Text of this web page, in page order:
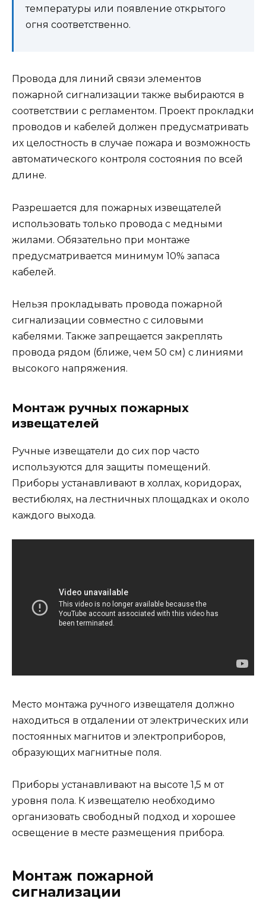
температуры или появление открытого
огня соответственно.
Провода для линий связи элементов
пожарной сигнализации также выбираются в
соответствии с регламентом. Проект прокладки
проводов и кабелей должен предусматривать
их целостность в случае пожара и возможность
автоматического контроля состояния по всей
длине.
Разрешается для пожарных извещателей
использовать только провода с медными
жилами. Обязательно при монтаже
предусматривается минимум 10% запаса
кабелей.
Нельзя прокладывать провода пожарной
сигнализации совместно с силовыми
кабелями. Также запрещается закреплять
провода рядом (ближе, чем 50 см) с линиями
высокого напряжения.
Монтаж ручных пожарных
извещателей
Ручные извещатели до сих пор часто
используются для защиты помещений.
Приборы устанавливают в холлах, коридорах,
вестибюлях, на лестничных площадках и около
каждого выхода.
Место монтажа ручного извещателя должно
находиться в отдалении от электрических или
постоянных магнитов и электроприборов,
образующих магнитные поля.
Приборы устанавливают на высоте 1,5 м от
уровня пола. К извещателю необходимо
организовать свободный подход и хорошее
освещение в месте размещения прибора.
Монтаж пожарной
сигнализации